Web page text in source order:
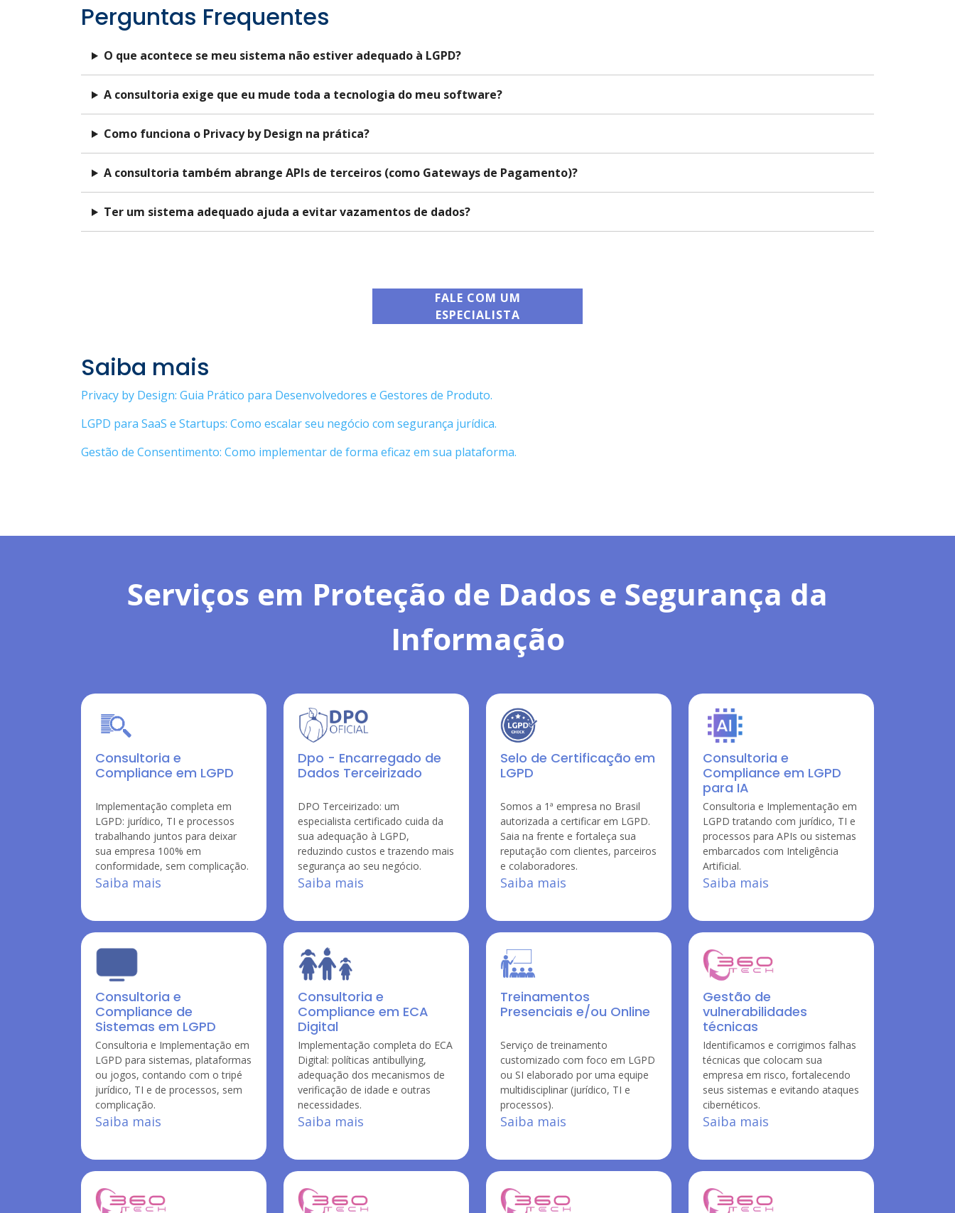
Perguntas Frequentes
O que acontece se meu sistema não estiver adequado à LGPD?
A consultoria exige que eu mude toda a tecnologia do meu software?
Como funciona o Privacy by Design na prática?
A consultoria também abrange APIs de terceiros (como Gateways de Pagamento)?
Ter um sistema adequado ajuda a evitar vazamentos de dados?
FALE COM UM
ESPECIALISTA
Saiba mais
Privacy by Design: Guia Prático para Desenvolvedores e Gestores de Produto.
LGPD para SaaS e Startups: Como escalar seu negócio com segurança jurídica.
Gestão de Consentimento: Como implementar de forma eficaz em sua plataforma.
Serviços em Proteção de Dados e Segurança da
Informação
Consultoria e
Compliance em LGPD
Implementação completa em
LGPD: jurídico, TI e processos
trabalhando juntos para deixar
sua empresa 100% em
conformidade, sem complicação.
Saiba mais
Dpo - Encarregado de
Dados Terceirizado
DPO Terceirizado: um
especialista certificado cuida da
sua adequação à LGPD,
reduzindo custos e trazendo mais
segurança ao seu negócio.
Saiba mais
Selo de Certificação em
LGPD
Somos a 1ª empresa no Brasil
autorizada a certificar em LGPD.
Saia na frente e fortaleça sua
reputação com clientes, parceiros
e colaboradores.
Saiba mais
Consultoria e
Compliance em LGPD
para IA
Consultoria e Implementação em
LGPD tratando com jurídico, TI e
processos para APIs ou sistemas
embarcados com Inteligência
Artificial.
Saiba mais
Consultoria e
Compliance de
Sistemas em LGPD
Consultoria e Implementação em
LGPD para sistemas, plataformas
ou jogos, contando com o tripé
jurídico, TI e de processos, sem
complicação.
Saiba mais
Consultoria e
Compliance em ECA
Digital
Implementação completa do ECA
Digital: políticas antibullying,
adequação dos mecanismos de
verificação de idade e outras
necessidades.
Saiba mais
Treinamentos
Presenciais e/ou Online
Serviço de treinamento
customizado com foco em LGPD
ou SI elaborado por uma equipe
multidisciplinar (jurídico, TI e
processos).
Saiba mais
Gestão de
vulnerabilidades
técnicas
Identificamos e corrigimos falhas
técnicas que colocam sua
empresa em risco, fortalecendo
seus sistemas e evitando ataques
cibernéticos.
Saiba mais